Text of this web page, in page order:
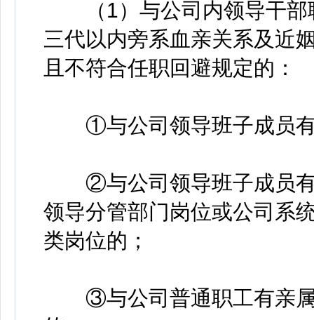
（1）与公司内领导干部
三代以内旁系血亲关系及近
且不符合任职回避规定的：
①与公司领导班子成员有
②与公司领导班子成员有
领导分管部门岗位或公司系
类岗位的；
③与公司普通职工有亲属